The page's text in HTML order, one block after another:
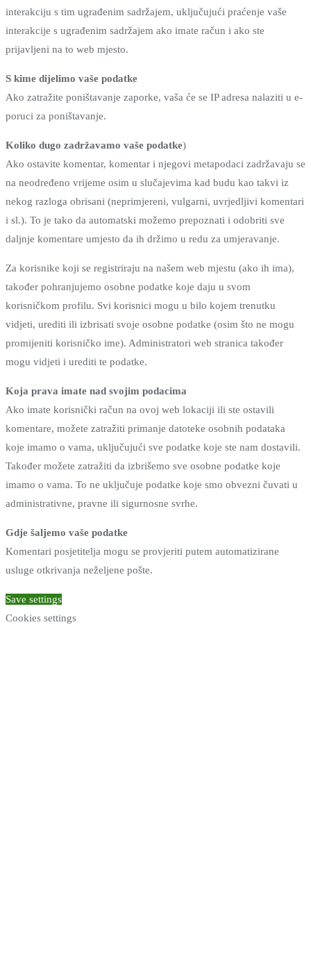
interakciju s tim ugrađenim sadržajem, uključujući praćenje vaše
interakcije s ugrađenim sadržajem ako imate račun i ako ste
prijavljeni na to web mjesto.
S kime dijelimo vaše podatke
Ako zatražite poništavanje zaporke, vaša će se IP adresa nalaziti u e-
poruci za poništavanje.
Koliko dugo zadržavamo vaše podatke)
Ako ostavite komentar, komentar i njegovi metapodaci zadržavaju se
na neodređeno vrijeme osim u slučajevima kad budu kao takvi iz
nekog razloga obrisani (neprimjereni, vulgarni, uvrjedljivi komentari
i sl.). To je tako da automatski možemo prepoznati i odobriti sve
daljnje komentare umjesto da ih držimo u redu za umjeravanje.
Za korisnike koji se registriraju na našem web mjestu (ako ih ima),
također pohranjujemo osobne podatke koje daju u svom
korisničkom profilu. Svi korisnici mogu u bilo kojem trenutku
vidjeti, urediti ili izbrisati svoje osobne podatke (osim što ne mogu
promijeniti korisničko ime). Administratori web stranica također
mogu vidjeti i urediti te podatke.
Koja prava imate nad svojim podacima
Ako imate korisnički račun na ovoj web lokaciji ili ste ostavili
komentare, možete zatražiti primanje datoteke osobnih podataka
koje imamo o vama, uključujući sve podatke koje ste nam dostavili.
Također možete zatražiti da izbrišemo sve osobne podatke koje
imamo o vama. To ne uključuje podatke koje smo obvezni čuvati u
administrativne, pravne ili sigurnosne svrhe.
Gdje šaljemo vaše podatke
Komentari posjetitelja mogu se provjeriti putem automatizirane
usluge otkrivanja neželjene pošte.
Save settings
Cookies settings